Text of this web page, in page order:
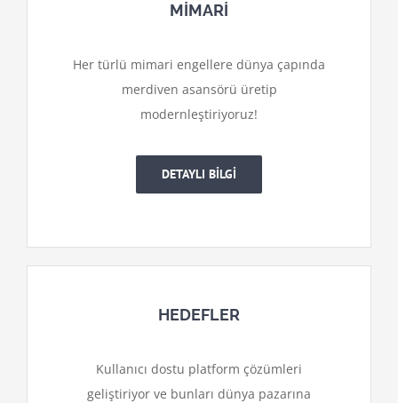
MİMARİ
Her türlü mimari engellere dünya çapında
merdiven asansörü üretip
modernleştiriyoruz!
DETAYLI BİLGİ
HEDEFLER
Kullanıcı dostu platform çözümleri
geliştiriyor ve bunları dünya pazarına